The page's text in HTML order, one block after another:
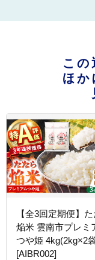
この
ほか
【全3回定期便】
焔米 雲南市プレミ
つや姫 4kg(2kg×2
[AIBR002]